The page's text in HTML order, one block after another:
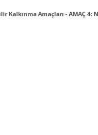
Kalkınma Amaçları - AMAÇ 4: